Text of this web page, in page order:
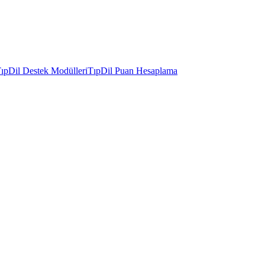
Destek ModülleriTıpDil Puan Hesaplama